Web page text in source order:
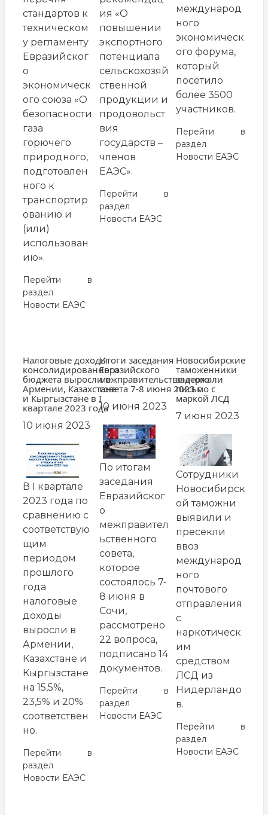
стандартов к
техническом
у регламенту
Евразийског
о
экономическ
ого союза «О
безопасности
газа
горючего
природного,
подготовлен
ного к
транспортир
ованию и
(или)
использован
ию».
Перейти в
раздел
Новости ЕАЭС
ия «О
повышении
экспортного
потенциала
сельскохозяй
ственной
продукции и
продовольст
вия
государств –
членов
ЕАЭС».
Перейти в
раздел
Новости ЕАЭС
международ
ного
экономическ
ого форума,
который
посетило
более 3500
участников.
Перейти в
раздел
Новости ЕАЭС
Налоговые доходы
консолидированного
бюджета выросли в
Армении, Казахстане
и Кыргызстане в I
квартале 2023 года
10 июня 2023
В I квартале
2023 года по
сравнению с
соответствую
щим
периодом
прошлого
года
налоговые
доходы
выросли в
Армении,
Казахстане и
Кыргызстане
на 15,5%,
23,5% и 20%
соответствен
но.
Перейти в
раздел
Новости ЕАЭС
Итоги заседания
Евразийского
межправительственного
совета 7-8 июня 2023 г.
10 июня 2023
По итогам
заседания
Евразийског
о
межправител
ьственного
совета,
которое
состоялось 7-
8 июня в
Сочи,
рассмотрено
22 вопроса,
подписано 14
документов.
Перейти в
раздел
Новости ЕАЭС
Новосибирские
таможенники
задержали
письмо с
маркой ЛСД
7 июня 2023
Сотрудники
Новосибирск
ой таможни
выявили и
пресекли
ввоз
международ
ного
почтового
отправления
с
наркотическ
им
средством
ЛСД из
Нидерландо
в.
Перейти в
раздел
Новости ЕАЭС